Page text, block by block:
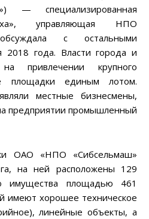
— специализированная
управляющая НПО
с остальными
2018 года. Власти города и
привлечении крупного
площадки единым лотом.
местные бизнесмены,
предприятии промышленный
ОАО «НПО «Сибсельмаш»
на ней расположены 129
имущества площадью 461
имеют хорошее техническое
линейные объекты, а